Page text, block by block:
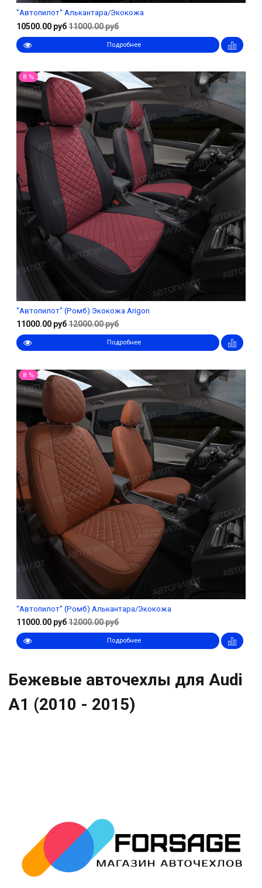
"Автопилот" Алькантара/Экокожа
10500.00 руб11000.00 руб
Подробнее
8 %
"Автопилот" (Ромб) Экокожа Arigon
11000.00 руб12000.00 руб
Подробнее
8 %
"Автопилот" (Ромб) Алькантара/Экокожа
11000.00 руб12000.00 руб
Подробнее
Бежевые авточехлы для Audi
A1 (2010 - 2015)